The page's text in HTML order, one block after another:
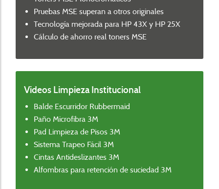
Pruebas MSE superan a otros originales
Tecnología mejorada para HP 43X y HP 25X
Cálculo de ahorro real toners MSE
Videos Limpieza Institucional
Balde Escurridor Rubbermaid
Paño Microfibra 3M
Pad Limpieza de Pisos 3M
Sistema Trapeo Fácil 3M
Cintas Antideslizantes 3M
Alfombras para retención de suciedad 3M